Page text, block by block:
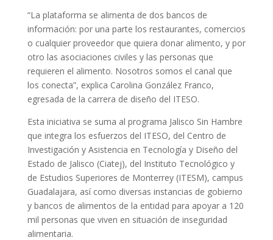
“La plataforma se alimenta de dos bancos de
información: por una parte los restaurantes, comercios
o cualquier proveedor que quiera donar alimento, y por
otro las asociaciones civiles y las personas que
requieren el alimento. Nosotros somos el canal que
los conecta”, explica Carolina González Franco,
egresada de la carrera de diseño del ITESO.
Esta iniciativa se suma al programa Jalisco Sin Hambre
que integra los esfuerzos del ITESO, del Centro de
Investigación y Asistencia en Tecnología y Diseño del
Estado de Jalisco (Ciatej), del Instituto Tecnológico y
de Estudios Superiores de Monterrey (ITESM), campus
Guadalajara, así como diversas instancias de gobierno
y bancos de alimentos de la entidad para apoyar a 120
mil personas que viven en situación de inseguridad
alimentaria.